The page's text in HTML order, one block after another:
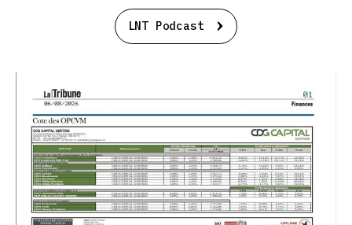
LNT Podcast